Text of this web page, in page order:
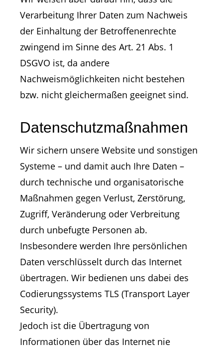
Verarbeitung Ihrer Daten zum Nachweis
der Einhaltung der Betroffenenrechte
zwingend im Sinne des Art. 21 Abs. 1
DSGVO ist, da andere
Nachweismöglichkeiten nicht bestehen
bzw. nicht gleichermaßen geeignet sind.
Datenschutzmaßnahmen
Wir sichern unsere Website und sonstigen
Systeme – und damit auch Ihre Daten –
durch technische und organisatorische
Maßnahmen gegen Verlust, Zerstörung,
Zugriff, Veränderung oder Verbreitung
durch unbefugte Personen ab.
Insbesondere werden Ihre persönlichen
Daten verschlüsselt durch das Internet
übertragen. Wir bedienen uns dabei des
Codierungssystems TLS (Transport Layer
Security).
Jedoch ist die Übertragung von
Informationen über das Internet nie